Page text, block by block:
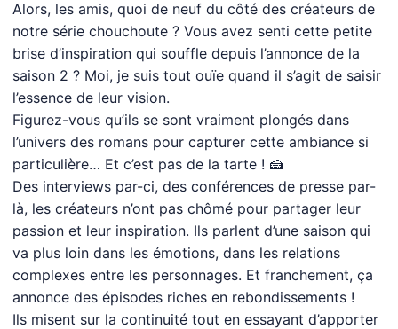
Alors, les amis, quoi de neuf du côté des créateurs de
notre série chouchoute ? Vous avez senti cette petite
brise d’inspiration qui souffle depuis l’annonce de la
saison 2 ? Moi, je suis tout ouïe quand il s’agit de saisir
l’essence de leur vision.
Figurez-vous qu’ils se sont vraiment plongés dans
l’univers des romans pour capturer cette ambiance si
particulière… Et c’est pas de la tarte ! 🍰
Des interviews par-ci, des conférences de presse par-
là, les créateurs n’ont pas chômé pour partager leur
passion et leur inspiration. Ils parlent d’une saison qui
va plus loin dans les émotions, dans les relations
complexes entre les personnages. Et franchement, ça
annonce des épisodes riches en rebondissements !
Ils misent sur la continuité tout en essayant d’apporter